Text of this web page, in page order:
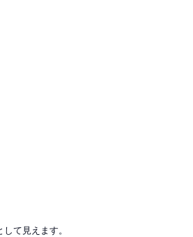
て見えます。